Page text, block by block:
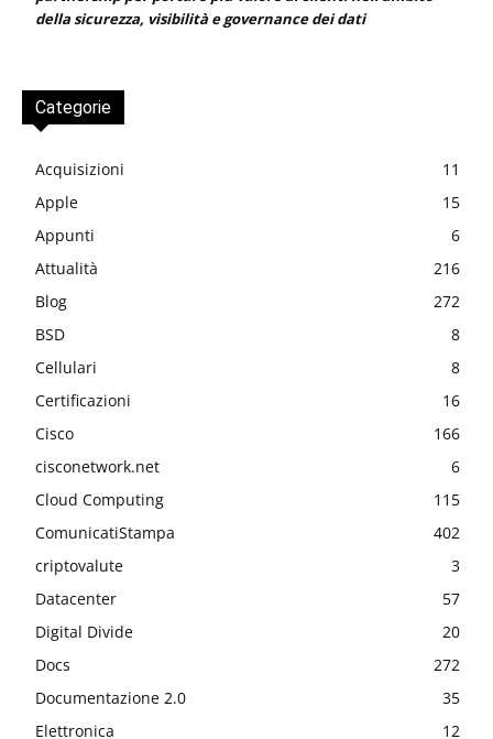
della sicurezza, visibilità e governance dei dati
Categorie
Acquisizioni
11
Apple
15
Appunti
6
Attualità
216
Blog
272
BSD
8
Cellulari
8
Certificazioni
16
Cisco
166
cisconetwork.net
6
Cloud Computing
115
ComunicatiStampa
402
criptovalute
3
Datacenter
57
Digital Divide
20
Docs
272
Documentazione 2.0
35
Elettronica
12